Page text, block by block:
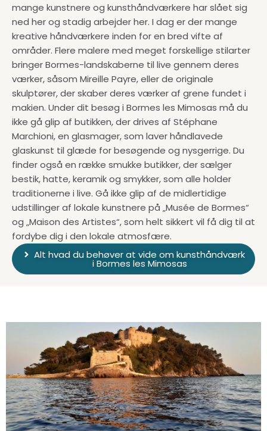
mange kunstnere og kunsthåndværkere har slået sig
ned her og stadig arbejder her. I dag er der mange
kreative håndværkere inden for en bred vifte af
områder. Flere malere med meget forskellige stilarter
bringer Bormes-landskaberne til live gennem deres
værker, såsom Mireille Payre, eller de originale
skulptører, der skaber deres værker af grene fundet i
makien. Under dit besøg i Bormes les Mimosas må du
ikke gå glip af butikken, der drives af Stéphane
Marchioni, en glasmager, som laver håndlavede
glaskunst til glæde for besøgende og nysgerrige. Du
finder også en række smukke butikker, der sælger
bestik, hatte, keramik og smykker, som alle holder
traditionerne i live. Gå ikke glip af de midlertidige
udstillinger af lokale kunstnere på „Musée de Bormes“
og „Maison des Artistes“, som helt sikkert vil få dig til at
fordybe dig i den lokale atmosfære.
Alt hvad du behøver at vide om kunsthåndværk
i Bormes les Mimosas